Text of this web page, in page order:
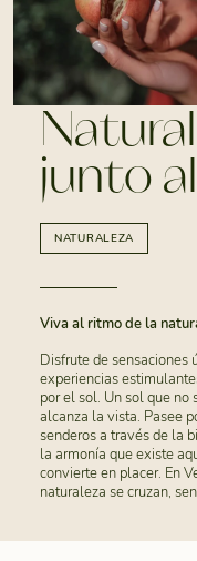
junto
NATURALEZA
Viva al ritmo de la
Disfrute de sensaciones
experiencias
por el sol. Un sol que no
alcanza la vista. Pasee
senderos a través de la
la armonía que existe
convierte en placer. En
naturaleza se cruzan,